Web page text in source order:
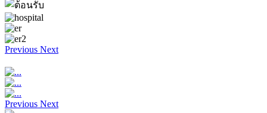
Previous Next
Previous Next